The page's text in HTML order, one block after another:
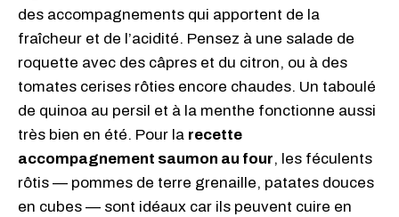
des accompagnements qui apportent de la
fraîcheur et de l’acidité. Pensez à une salade de
roquette avec des câpres et du citron, ou à des
tomates cerises rôties encore chaudes. Un taboulé
de quinoa au persil et à la menthe fonctionne aussi
très bien en été. Pour la recette
accompagnement saumon au four, les féculents
rôtis — pommes de terre grenaille, patates douces
en cubes — sont idéaux car ils peuvent cuire en